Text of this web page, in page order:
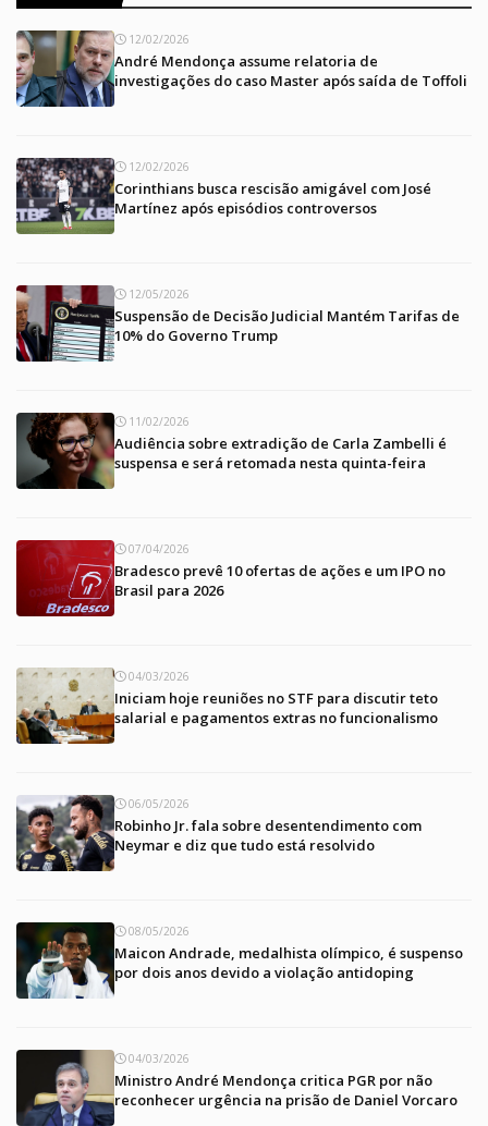
12/02/2026
André Mendonça assume relatoria de
investigações do caso Master após saída de Toffoli
12/02/2026
Corinthians busca rescisão amigável com José
Martínez após episódios controversos
12/05/2026
Suspensão de Decisão Judicial Mantém Tarifas de
10% do Governo Trump
11/02/2026
Audiência sobre extradição de Carla Zambelli é
suspensa e será retomada nesta quinta-feira
07/04/2026
Bradesco prevê 10 ofertas de ações e um IPO no
Brasil para 2026
04/03/2026
Iniciam hoje reuniões no STF para discutir teto
salarial e pagamentos extras no funcionalismo
06/05/2026
Robinho Jr. fala sobre desentendimento com
Neymar e diz que tudo está resolvido
08/05/2026
Maicon Andrade, medalhista olímpico, é suspenso
por dois anos devido a violação antidoping
04/03/2026
Ministro André Mendonça critica PGR por não
reconhecer urgência na prisão de Daniel Vorcaro